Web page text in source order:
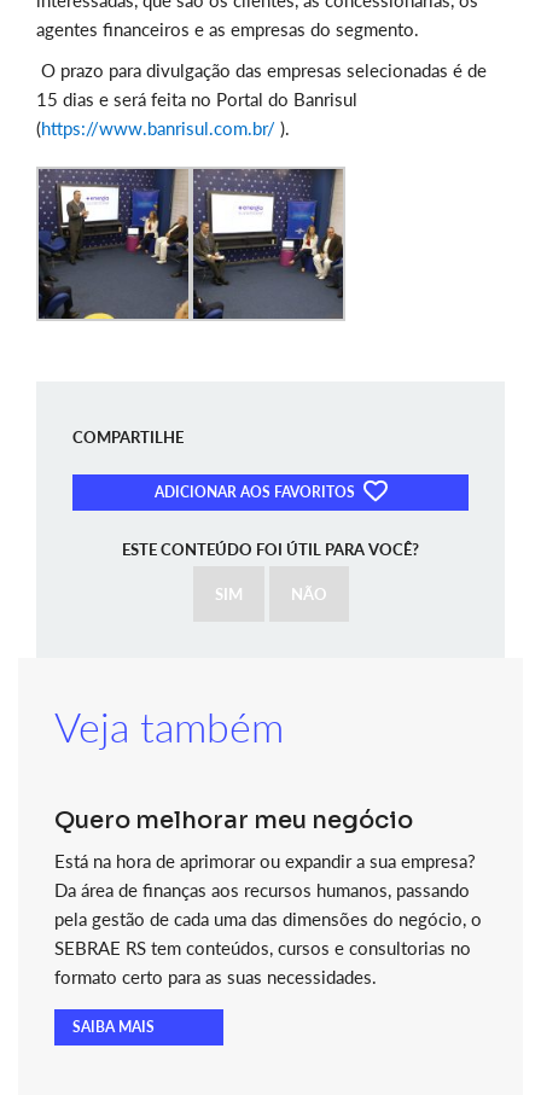
agentes financeiros e as empresas do segmento.
O prazo para divulgação das empresas selecionadas é de
15 dias e será feita no Portal do Banrisul
(https://www.banrisul.com.br/ ).
COMPARTILHE
ADICIONAR AOS FAVORITOS
ESTE CONTEÚDO FOI ÚTIL PARA VOCÊ?
SIM NÃO
Veja também
Quero melhorar meu negócio
Está na hora de aprimorar ou expandir a sua empresa?
Da área de finanças aos recursos humanos, passando
pela gestão de cada uma das dimensões do negócio, o
SEBRAE RS tem conteúdos, cursos e consultorias no
formato certo para as suas necessidades.
SAIBA MAIS